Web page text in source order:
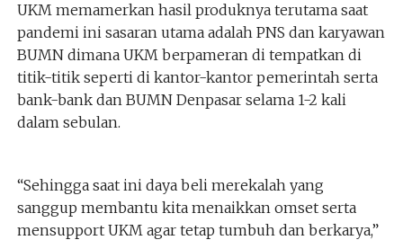
UKM memamerkan hasil produknya terutama saat
pandemi ini sasaran utama adalah PNS dan karyawan
BUMN dimana UKM berpameran di tempatkan di
titik-titik seperti di kantor-kantor pemerintah serta
bank-bank dan BUMN Denpasar selama 1-2 kali
dalam sebulan.
“Sehingga saat ini daya beli merekalah yang
sanggup membantu kita menaikkan omset serta
mensupport UKM agar tetap tumbuh dan berkarya,”